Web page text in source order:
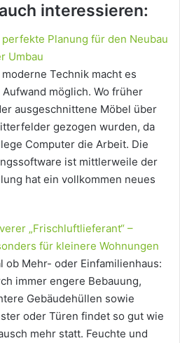
interessieren:
perfekte Planung für den Neubau
Umbau
moderne Technik macht es
möglich. Wo früher
ausgeschnittene Möbel über
gezogen wurden, da
Computer die Arbeit. Die
ist mittlerweile der
hat ein vollkommen neues
„Frischluftlieferant“ –
für kleinere Wohnungen
ob Mehr- oder Einfamilienhaus:
immer engere Bebauung,
Gebäudehüllen sowie
oder Türen findet so gut wie
mehr statt. Feuchte und